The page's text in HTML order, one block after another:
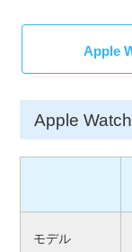
Apple
Apple
モデル